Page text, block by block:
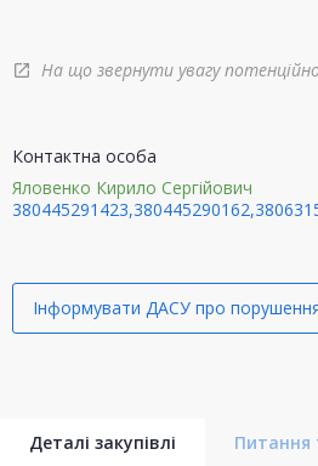
open_in_new На що звернути увагу
Контактна особа
Яловенко Кирило Сергійович
Інформувати ДАСУ про
Деталі закупівлі Питання